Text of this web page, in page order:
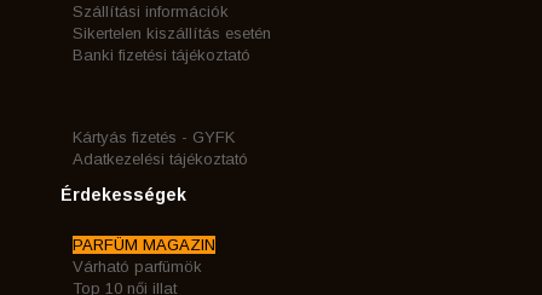
Szállítási információk
Sikertelen kiszállítás esetén
Banki fizetési tájékoztató
Kártyás fizetés - GYFK
Adatkezelési tájékoztató
Érdekességek
PARFÜM MAGAZIN
Várható parfümök
Top 10 női illat